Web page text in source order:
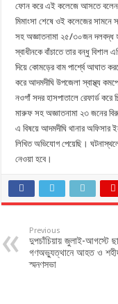
ফোন করে এই কলেজে আসতে বলেন।
মিমাংসা শেষে ওই কলেজের
সহ অজ্ঞাতনামা ২৫/৩০জন দলবদ্ধ
স্বাধীনকে বাঁচাতে তার বন্ধু বিশাল
দিয়ে কোমড়ের বাম পার্শ্বে আঘাত
করে আদমদীঘি উপজেলা স্বাস্থ্য
নওগাঁ সদর হাসপাতালে রেফার্ড করে
মারুফ সহ অজ্ঞাতনামা ২৩ জনের
এ বিষয়ে আদমদীঘি থানার অফিসার
লিখিত অভিযোগ পেয়েছি।
নেওয়া হবে।
Previous
দুপচাঁচিয়ায় জুলাই-আগস্টে
গণঅভ্যুত্থানে আহত ও
স্মনণসভা